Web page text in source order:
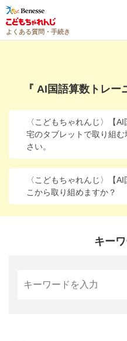
よくある質問・手続き
よくある質問・お問い合わ
カテゴリーから探す
お問い合わせ窓口
他の講座のよくある質問・
進研ゼミ 中学講座 中高
『 AI国語算数トレ
〈こどもちゃれんじ〉【
宅のタブレットで取り組
さい。
〈こどもちゃれんじ〉【
こから取り組めますか？
キー